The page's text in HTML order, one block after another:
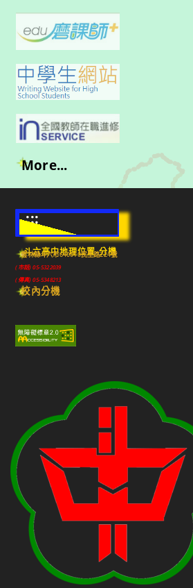
More...
:::
斗六高中地理位置-分機
雲林縣斗六市640010民生路224號
(市話) 05-5322039
(傳真) 05-5348213
校內分機